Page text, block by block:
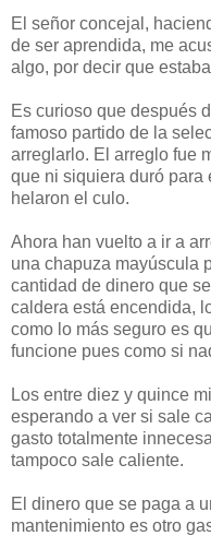
El señor concejal,
de ser aprendida, me
algo, por decir que
Es curioso que después
famoso partido de la
arreglarlo. El arreglo fue
que ni siquiera duró para
helaron el culo.
Ahora han vuelto a ir a
una chapuza mayúscula
cantidad de dinero que
caldera está encendida,
como lo más seguro es
funcione pues como si
Los entre diez y quince
esperando a ver si sale
gasto totalmente
tampoco sale caliente.
El dinero que se paga a
mantenimiento es otro